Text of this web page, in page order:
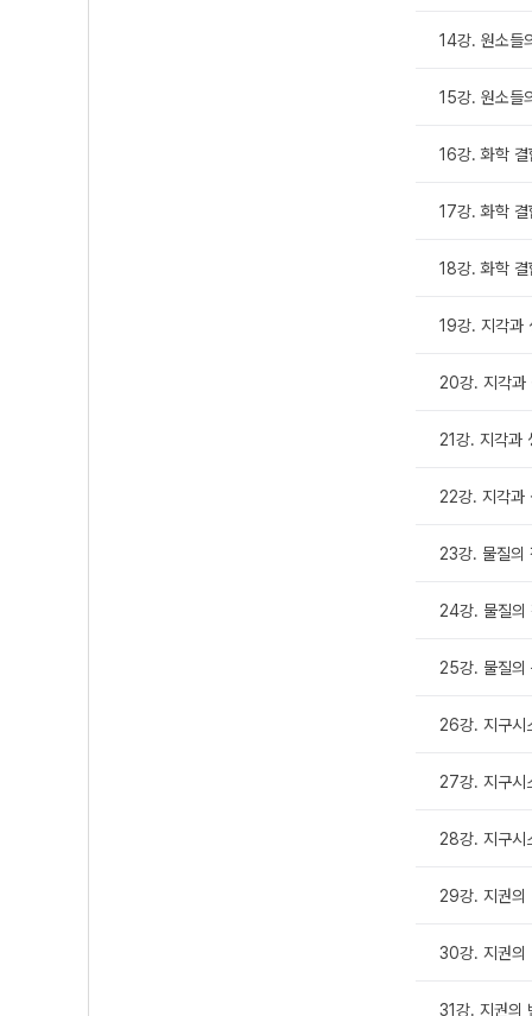
14강. 원소들
15강. 원소들
16강. 화학
17강. 화학
18강. 화학
19강. 지각과
20강. 지각과
21강. 지각과
22강. 지각과
23강. 물질의
24강. 물질의
25강. 물질의
26강. 지구시
27강. 지구시
28강. 지구시
29강. 지권
30강. 지권
31강. 지권의